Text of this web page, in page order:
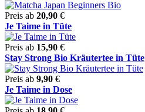
Preis ab 20,90 €
Je Taime in Tüte
Preis ab 15,90 €
Stay Strong Bio Kräutertee in Tüte
Preis ab 9,90 €
Je Taime in Dose